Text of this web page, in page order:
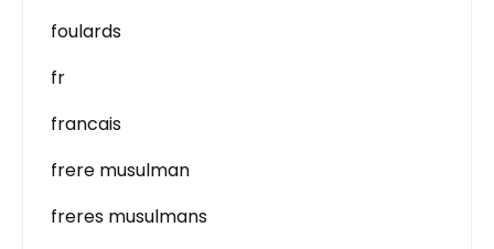
foulards
fr
francais
frere musulman
freres musulmans